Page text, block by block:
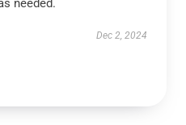
needed.
Dec 2, 2024